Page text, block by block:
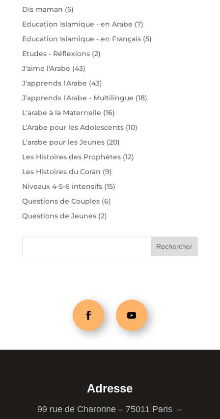
Dis maman (5)
Education Islamique - en Arabe (7)
Education Islamique - en Français (5)
Etudes - Réflexions (2)
J'aime l'Arabe (43)
J'apprends l'Arabe (43)
J'apprends l'Arabe - Multilingue (18)
L'arabe à la Maternelle (16)
L'Arabe pour les Adolescents (10)
L'arabe pour les Jeunes (20)
Les Histoires des Prophètes (12)
Les Histoires du Coran (9)
Niveaux 4-5-6 intensifs (15)
Questions de Couples (6)
Questions de Jeunes (2)
Adresse
99 rue de Charonne – 75011 Paris –